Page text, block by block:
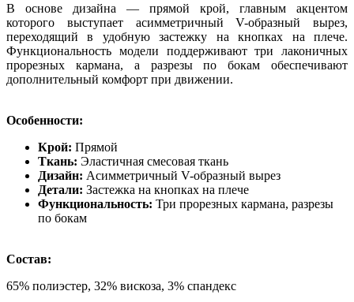
В основе дизайна — прямой крой, главным акцентом
которого выступает асимметричный V-образный вырез,
переходящий в удобную застежку на кнопках на плече.
Функциональность модели поддерживают три лаконичных
прорезных кармана, а разрезы по бокам обеспечивают
дополнительный комфорт при движении.
Особенности:
Крой: Прямой
Ткань: Эластичная смесовая ткань
Дизайн: Асимметричный V-образный вырез
Детали: Застежка на кнопках на плече
Функциональность: Три прорезных кармана, разрезы
по бокам
Состав:
65% полиэстер, 32% вискоза, 3% спандекс